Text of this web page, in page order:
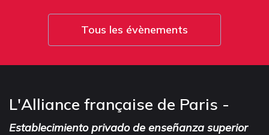
Tous les évènements
L'Alliance française de Paris -
Establecimiento privado de enseñanza superior